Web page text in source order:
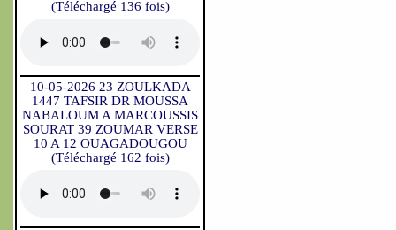
(Téléchargé 136 fois)
10-05-2026 23 ZOULKADA
1447 TAFSIR DR MOUSSA
NABALOUM A MARCOUSSIS
SOURAT 39 ZOUMAR VERSE
10 A 12 OUAGADOUGOU
(Téléchargé 162 fois)